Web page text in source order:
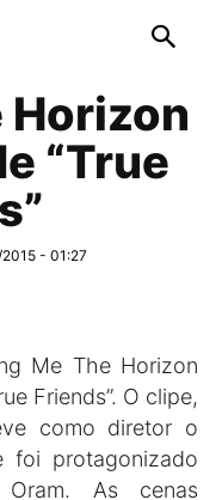
Horizon
“True
- 01:27
Me The Horizon
Friends”. O clipe,
como diretor o
foi protagonizado
As cenas